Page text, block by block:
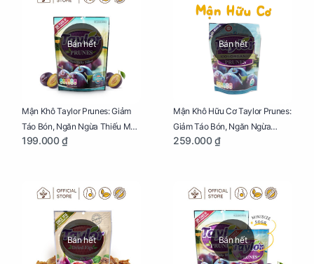
Bán hết
Mận Khô Taylor Prunes: Giảm
Táo Bón, Ngăn Ngừa Thiếu Máu
Cho Mẹ Bầu Túi 250g
199.000 ₫
Bán hết
Mận Khô Hữu Cơ Taylor Prunes:
Giảm Táo Bón, Ngăn Ngừa
Thiếu Máu Cho Mẹ Bầu Túi
259.000 ₫
Bán hết Bán hết